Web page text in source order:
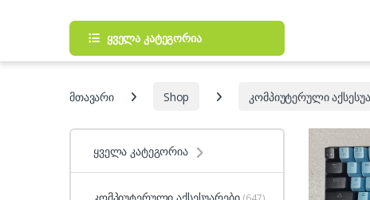
ყველა კატეგორია
მთავარი Shop კომპიუტერული
ყველა კატეგორია
კომპიუტერული აქსესუარები